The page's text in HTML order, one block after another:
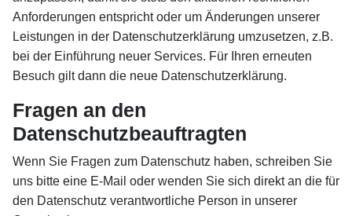
Anforderungen entspricht oder um Änderungen unserer
Leistungen in der Datenschutzerklärung umzusetzen, z.B.
bei der Einführung neuer Services. Für Ihren erneuten
Besuch gilt dann die neue Datenschutzerklärung.
Fragen an den
Datenschutzbeauftragten
Wenn Sie Fragen zum Datenschutz haben, schreiben Sie
uns bitte eine E-Mail oder wenden Sie sich direkt an die für
den Datenschutz verantwortliche Person in unserer